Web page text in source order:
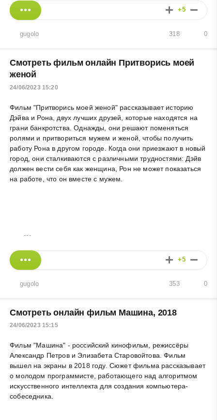
+5
gugolo 0
318
Смотреть фильм онлайн Притворись моей
женой
24/06/2023 15:20
Фильм "Притворись моей женой" рассказывает историю
Дэйва и Рона, двух лучших друзей, которые находятся на
грани банкротства. Однажды, они решают поменяться
ролями и притвориться мужем и женой, чтобы получить
работу Рона в другом городе. Когда они приезжают в новый
город, они сталкиваются с различными трудностями: Дэйв
должен вести себя как женщина, Рон не может показаться
на работе, что он вместе с мужем.
---
+5
gugolo 0
353
Смотреть онлайн фильм Машина, 2018
24/06/2023 15:15
Фильм "Машина" - российский кинофильм, режиссёры
Александр Петров и Элизабета Старовойтова. Фильм
вышел на экраны в 2018 году. Сюжет фильма рассказывает
о молодом программисте, работающего над алгоритмом
искусственного интеллекта для создания компьютера-
собеседника.